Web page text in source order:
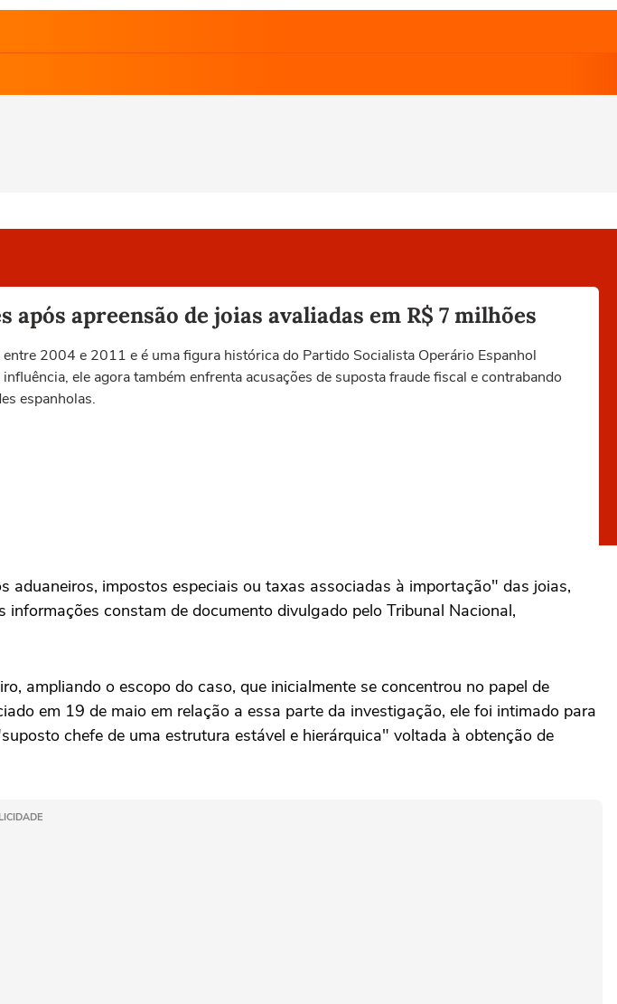
apreensão de joias avaliadas em R$ 7 milhões
2004 e 2011 e é uma figura histórica do Partido Socialista Operário Espanhol
ele agora também enfrenta acusações de suposta fraude fiscal e contrabando
espanholas.
impostos especiais ou taxas associadas à importação" das joias,
constam de documento divulgado pelo Tribunal Nacional,
ampliando o escopo do caso, que inicialmente se concentrou no papel de
em 19 de maio em relação a essa parte da investigação, ele foi intimado para
chefe de uma estrutura estável e hierárquica" voltada à obtenção de